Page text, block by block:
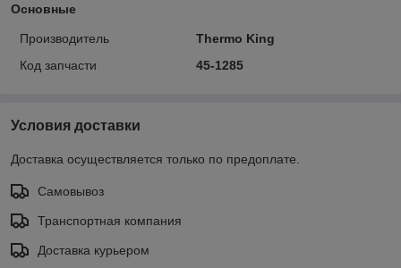
Основные
Производитель
Thermo King
Код запчасти
45-1285
Условия доставки
Доставка осуществляется только по предоплате.
Самовывоз
Транспортная компания
Доставка курьером